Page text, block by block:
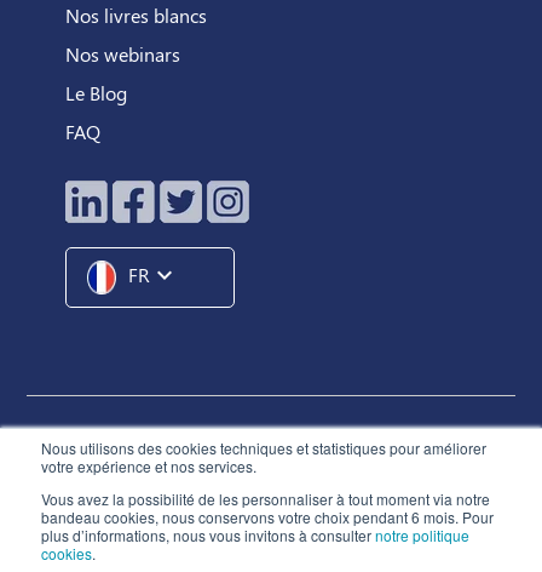
Nous utilisons des cookies techniques et statistiques pour améliorer
votre expérience et nos services.
Vous avez la possibilité de les personnaliser à tout moment via notre
bandeau cookies, nous conservons votre choix pendant 6 mois. Pour
plus d’informations, nous vous invitons à consulternotre politique
cookies.
Nos livres blancs
Nos webinars
Le Blog
FAQ
FR expand_more
Hunteed SAS ©2026® Tous droits réservés
Conditions Générales d'Utilisation
Charte de Déontologie
Politique de Confidentialité